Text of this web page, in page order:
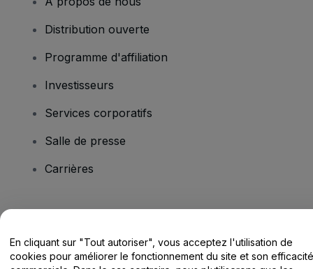
Distribution ouverte
Programme d'affiliation
Investisseurs
Services corporatifs
Salle de presse
Carrières
Centre d'assistance / Nous contacter
En cliquant sur "Tout autoriser", vous acceptez l'utilisation de
cookies pour améliorer le fonctionnement du site et son efficacité